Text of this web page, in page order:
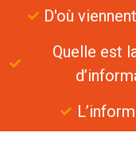
D'où
Quelle est